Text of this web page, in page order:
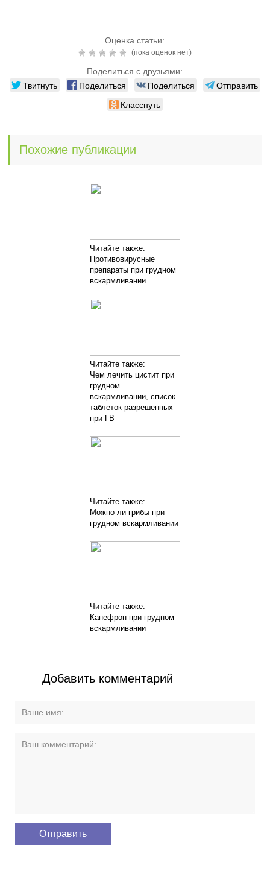
Оценка статьи:
(пока оценок нет)
Поделиться с друзьями:
Твитнуть Поделиться Поделиться
Отправить
Класснуть
Похожие публикации
Читайте также:
Противовирусные
препараты при грудном
вскармливании
Читайте также:
Чем лечить цистит при
грудном
вскармливании, список
таблеток разрешенных
при ГВ
Читайте также:
Можно ли грибы при
грудном вскармливании
Читайте также:
Канефрон при грудном
вскармливании
Добавить комментарий